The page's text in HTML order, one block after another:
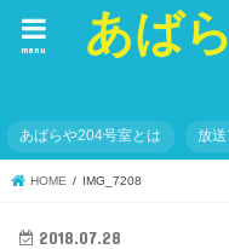
あば
menu
あばらや204号室とは 放送
HOME IMG_7208
2018.07.28